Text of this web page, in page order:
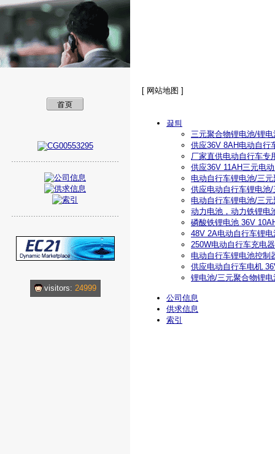
visitors: 24999
[ 网站地图 ]
끓틔
三元聚合物锂电池/锂
供应36V 8AH电动自行
厂家直供电动自行车专
供应36V 11AH三元电
电动自行车锂电池/三
供应电动自行车锂电池
电动自行车锂电池/三
动力电池，动力铁锂电
磷酸铁锂电池 36V
48V 2A电动自行车锂
250W电动自行车充电
电动自行车锂电池控制
供应电动自行车电机
锂电池/三元聚合物锂
公司信息
供求信息
索引